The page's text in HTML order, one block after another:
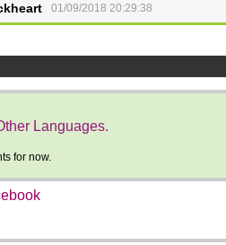
01/09/2018 20:29:38
Languages.
for now.